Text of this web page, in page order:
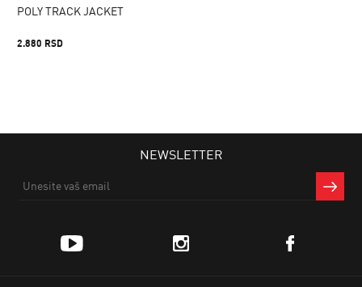
POLY TRACK JACKET
2.880 RSD
NEWSLETTER